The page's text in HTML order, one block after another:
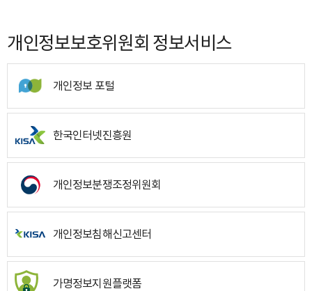
개인정보보호위원회 정보서비스
개인정보 포털
한국인터넷진흥원
개인정보분쟁조정위원회
개인정보침해신고센터
가명정보지원플랫폼